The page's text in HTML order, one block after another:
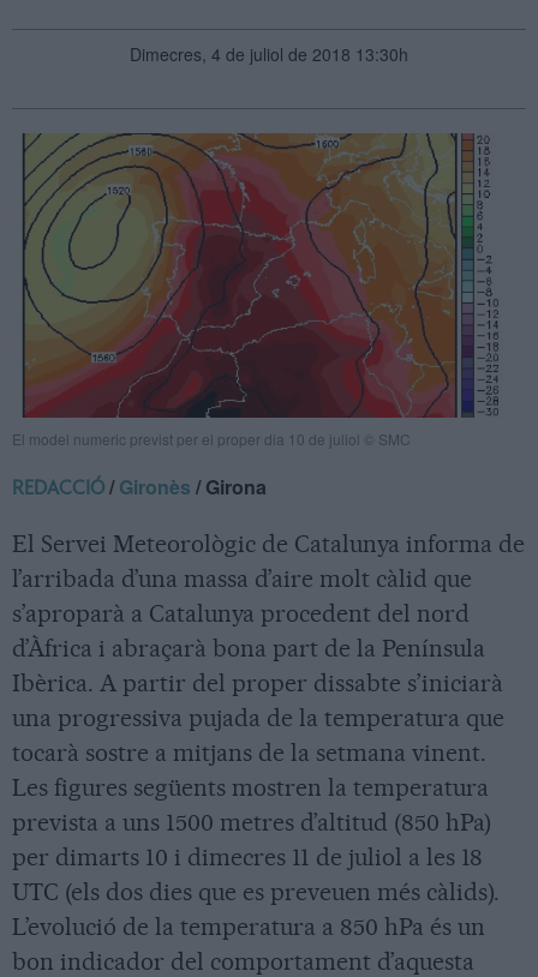
Dimecres, 4 de juliol de 2018 13:30h
El model numeric previst per el proper dia 10 de juliol © SMC
REDACCIÓ /Gironès / Girona
El Servei Meteorològic de Catalunya informa de
l’arribada d’una massa d’aire molt càlid que
s’aproparà a Catalunya procedent del nord
d’Àfrica i abraçarà bona part de la Península
Ibèrica. A partir del proper dissabte s’iniciarà
una progressiva pujada de la temperatura que
tocarà sostre a mitjans de la setmana vinent.
Les figures següents mostren la temperatura
prevista a uns 1500 metres d’altitud (850 hPa)
per dimarts 10 i dimecres 11 de juliol a les 18
UTC (els dos dies que es preveuen més càlids).
L’evolució de la temperatura a 850 hPa és un
bon indicador del comportament d’aquesta